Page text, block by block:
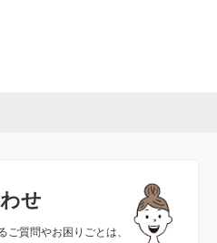
せ
ご質問やお困りごとは、